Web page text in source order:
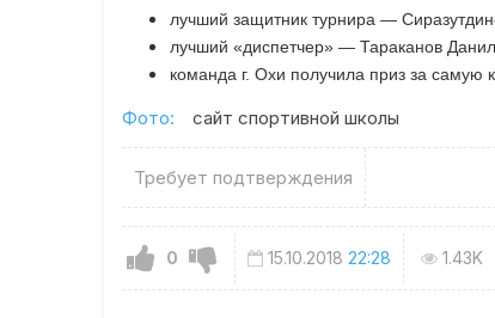
лучший защитник турнира —
лучший «диспетчер» — Тараканов
команда г. Охи получила приз за самую
Фото: сайт спортивной школы
Требует подтверждения
0 15.10.2018 22:28 1.43K